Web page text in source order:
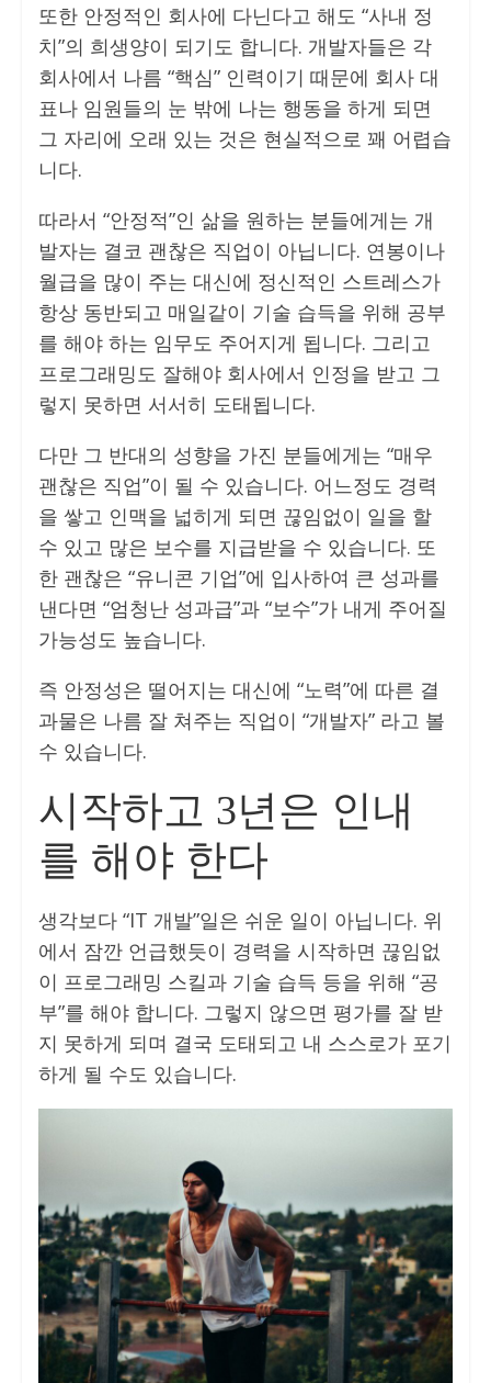
또한 안정적인 회사에 다닌다고 해도 “사내 정
치”의 희생양이 되기도 합니다. 개발자들은 각
회사에서 나름 “핵심” 인력이기 때문에 회사 대
표나 임원들의 눈 밖에 나는 행동을 하게 되면
그 자리에 오래 있는 것은 현실적으로 꽤 어렵습
니다.
따라서 “안정적”인 삶을 원하는 분들에게는 개
발자는 결코 괜찮은 직업이 아닙니다. 연봉이나
월급을 많이 주는 대신에 정신적인 스트레스가
항상 동반되고 매일같이 기술 습득을 위해 공부
를 해야 하는 임무도 주어지게 됩니다. 그리고
프로그래밍도 잘해야 회사에서 인정을 받고 그
렇지 못하면 서서히 도태됩니다.
다만 그 반대의 성향을 가진 분들에게는 “매우
괜찮은 직업”이 될 수 있습니다. 어느정도 경력
을 쌓고 인맥을 넓히게 되면 끊임없이 일을 할
수 있고 많은 보수를 지급받을 수 있습니다. 또
한 괜찮은 “유니콘 기업”에 입사하여 큰 성과를
낸다면 “엄청난 성과급”과 “보수”가 내게 주어질
가능성도 높습니다.
즉 안정성은 떨어지는 대신에 “노력”에 따른 결
과물은 나름 잘 쳐주는 직업이 “개발자” 라고 볼
수 있습니다.
시작하고 3년은 인내
를 해야 한다
생각보다 “IT 개발”일은 쉬운 일이 아닙니다. 위
에서 잠깐 언급했듯이 경력을 시작하면 끊임없
이 프로그래밍 스킬과 기술 습득 등을 위해 “공
부”를 해야 합니다. 그렇지 않으면 평가를 잘 받
지 못하게 되며 결국 도태되고 내 스스로가 포기
하게 될 수도 있습니다.